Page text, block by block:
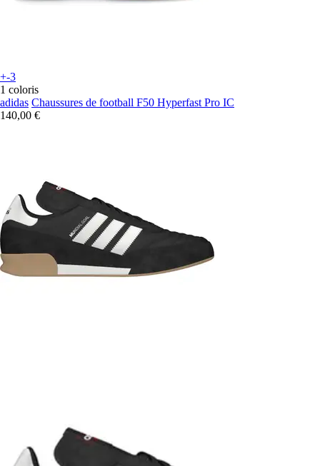
+-3
1 coloris
adidas Chaussures de football F50 Hyperfast Pro IC
140,00 €